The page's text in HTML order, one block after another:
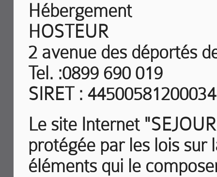
Hébergement
HOSTEUR
2 avenue des déportés
Tel. :0899 690 019
SIRET :
Le site Internet
protégée par les lois sur
éléments qui le